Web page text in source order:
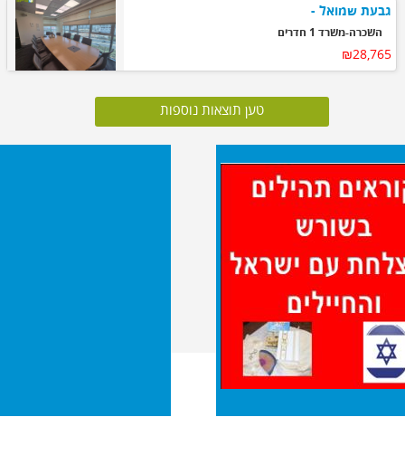
גבעת שמואל -
השכרה-משרד 1 חדרים
₪28,765
טען תוצאות נוספות